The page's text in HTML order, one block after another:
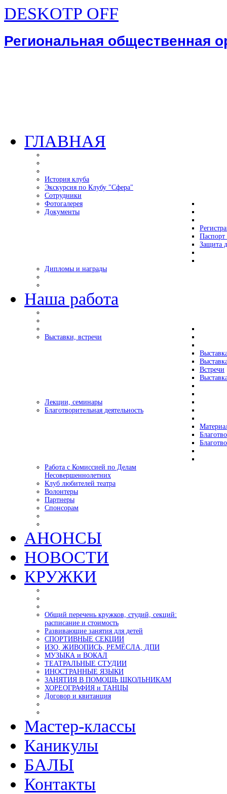
DESKOTP OFF
Региональная общественная
ГЛАВНАЯ
История клуба
Экскурсия по Клубу "Сфера"
Сотрудники
Фотогалерея
Документы
Паспорт
Защита
Дипломы и награды
Наша работа
Выставки, встречи
Встречи
Лекции, семинары
Благотворительная деятельность
Работа с Комиссией по Делам
Несовершеннолетних
Клуб любителей театра
Волонтеры
Партнеры
Спонсорам
АНОНСЫ
НОВОСТИ
КРУЖКИ
Общий перечень кружков, студий, секций:
расписание и стоимость
Развивающие занятия для детей
СПОРТИВНЫЕ СЕКЦИИ
ИЗО, ЖИВОПИСЬ, РЕМЁСЛА, ДПИ
МУЗЫКА и ВОКАЛ
ТЕАТРАЛЬНЫЕ СТУДИИ
ИНОСТРАННЫЕ ЯЗЫКИ
ЗАНЯТИЯ В ПОМОЩЬ ШКОЛЬНИКАМ
ХОРЕОГРАФИЯ и ТАНЦЫ
Договор и квитанция
Мастер-классы
Каникулы
БАЛЫ
Контакты